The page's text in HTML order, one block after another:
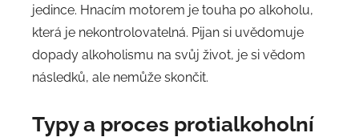
jedince. Hnacím motorem je touha po alkoholu,
která je nekontrolovatelná. Pijan si uvědomuje
dopady alkoholismu na svůj život, je si vědom
následků, ale nemůže skončit.
Typy a proces protialkoholní